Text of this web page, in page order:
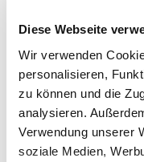
Diese Webseite
Wir verwenden
personalisieren,
zu können und die
analysieren.
Verwendung unserer
soziale Medien,